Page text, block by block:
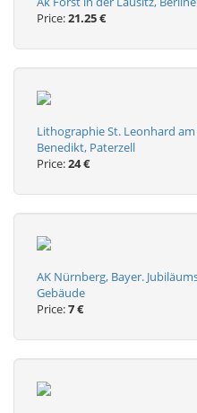
Price:21.25 €
Lithographie St. Leonhard am
Benedikt, Paterzell
Price:24 €
AK Nürnberg, Bayer.
Gebäude
Price:7 €